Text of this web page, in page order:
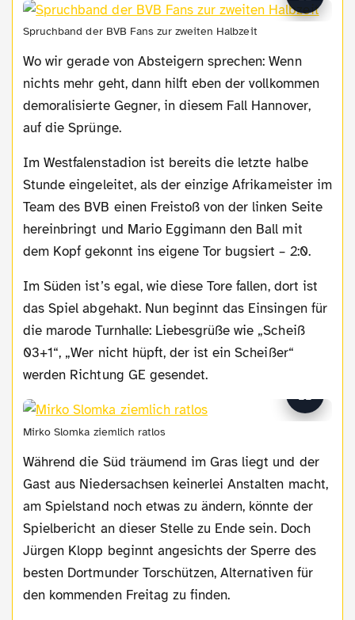
Spruchband der BVB Fans zur zweiten Halbzeit
Wo wir gerade von Absteigern sprechen: Wenn
nichts mehr geht, dann hilft eben der vollkommen
demoralisierte Gegner, in diesem Fall Hannover,
auf die Sprünge.
Im Westfalenstadion ist bereits die letzte halbe
Stunde eingeleitet, als der einzige Afrikameister im
Team des BVB einen Freistoß von der linken Seite
hereinbringt und Mario Eggimann den Ball mit
dem Kopf gekonnt ins eigene Tor bugsiert – 2:0.
Im Süden ist’s egal, wie diese Tore fallen, dort ist
das Spiel abgehakt. Nun beginnt das Einsingen für
die marode Turnhalle: Liebesgrüße wie „Scheiß
03+1“, „Wer nicht hüpft, der ist ein Scheißer“
werden Richtung GE gesendet.
Mirko Slomka ziemlich ratlos
Während die Süd träumend im Gras liegt und der
Gast aus Niedersachsen keinerlei Anstalten macht,
am Spielstand noch etwas zu ändern, könnte der
Spielbericht an dieser Stelle zu Ende sein. Doch
Jürgen Klopp beginnt angesichts der Sperre des
besten Dortmunder Torschützen, Alternativen für
den kommenden Freitag zu finden.